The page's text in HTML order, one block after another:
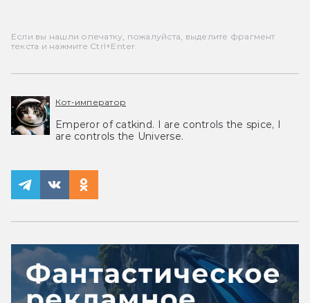
Если вы нашли опечатку, пожалуйста, выделите фрагмент
текста и нажмите Ctrl+Enter.
Кот-император
Emperor of catkind. I are controls the spice, I
are controls the Universe.